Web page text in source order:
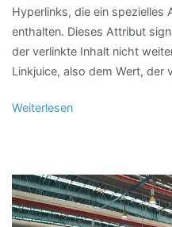
Hyperlinks, die ein spezielles
enthalten. Dieses Attribut
der verlinkte Inhalt nicht
Linkjuice, also dem Wert, der
Weiterlesen